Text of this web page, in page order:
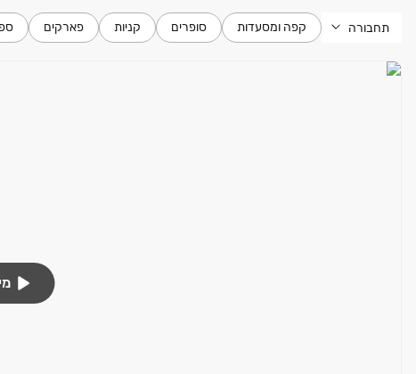
אכלוס צפוי: ‏2029
בכפוף לתנאי החברה ‏| ט.ל.ח
תחבורה קפה ומסעדות סופרים קניות פארקים